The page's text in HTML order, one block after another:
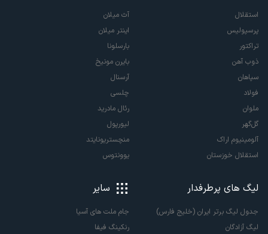
استقلال
پرسپولیس
تراکتور
ذوب آهن
سپاهان
فولاد
ملوان
گل‌گهر
آلومینیوم اراک
استقلال خوزستان
آث میلان
اینتر میلان
بارسلونا
بایرن مونیخ
آرسنال
چلسی
رئال مادرید
لیورپول
منچستریونایتد
یوونتوس
لیگ های پرطرفدار
جدول لیگ برتر ایران (خلیج فارس)
لیگ آزادگان
سایر
جام ملت های آسیا
رنکینگ فیفا